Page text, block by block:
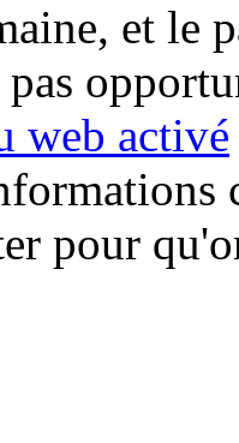
et le
web activé
pour